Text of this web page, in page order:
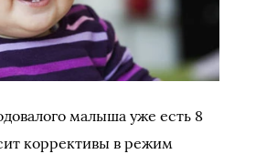
малыша уже есть 8
коррективы в режим